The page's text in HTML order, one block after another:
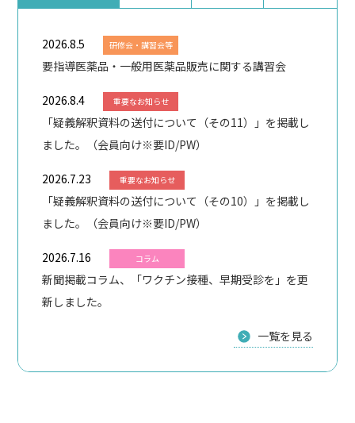
2026.8.5 研修会・講習会等
要指導医薬品・一般用医薬品販売に関する講習会
2026.8.4 重要なお知らせ
「疑義解釈資料の送付について（その11）」を掲載し
ました。（会員向け※要ID/PW）
2026.7.23 重要なお知らせ
「疑義解釈資料の送付について（その10）」を掲載し
ました。（会員向け※要ID/PW）
2026.7.16 コラム
新聞掲載コラム、「ワクチン接種、早期受診を」を更
新しました。
一覧を見る